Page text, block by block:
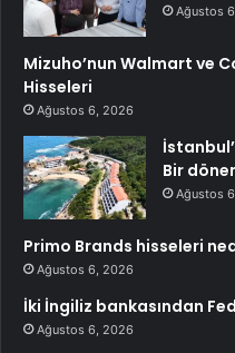
Ağustos
Mizuho’nun Walmart ve
Hisseleri
Ağustos 6, 2026
Bir
Ağustos
Primo Brands hisseleri
Ağustos 6, 2026
İki İngiliz bankasından
Ağustos 6, 2026